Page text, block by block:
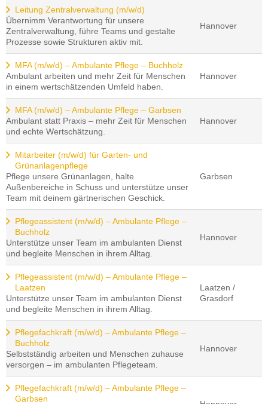
Leitung Zentralverwaltung (m/w/d)
Übernimm Verantwortung für unsere
Zentralverwaltung, führe Teams und gestalte
Prozesse sowie Strukturen aktiv mit.
Hannover
MFA (m/w/d) – Ambulante Pflege – Buchholz
Ambulant arbeiten und mehr Zeit für Menschen
in einem wertschätzenden Umfeld haben.
Hannover
MFA (m/w/d) – Ambulante Pflege – Garbsen
Ambulant statt Praxis – mehr Zeit für Menschen
und echte Wertschätzung.
Hannover
Mitarbeiter (m/w/d) für Garten- und
Grünanlagenpflege
Pflege unsere Grünanlagen, halte
Außenbereiche in Schuss und unterstütze unser
Team mit deinem gärtnerischen Geschick.
Garbsen
Pflegeassistent (m/w/d) – Ambulante Pflege –
Buchholz
Unterstütze unser Team im ambulanten Dienst
und begleite Menschen in ihrem Alltag.
Hannover
Pflegeassistent (m/w/d) – Ambulante Pflege –
Laatzen
Unterstütze unser Team im ambulanten Dienst
und begleite Menschen in ihrem Alltag.
Laatzen /
Grasdorf
Pflegefachkraft (m/w/d) – Ambulante Pflege –
Buchholz
Selbstständig arbeiten und Menschen zuhause
versorgen – im ambulanten Pflegeteam.
Hannover
Pflegefachkraft (m/w/d) – Ambulante Pflege –
Garbsen